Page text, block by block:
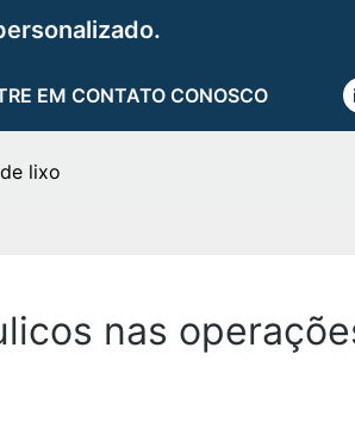
EM CONTATO CONOSCO
lixo
nas